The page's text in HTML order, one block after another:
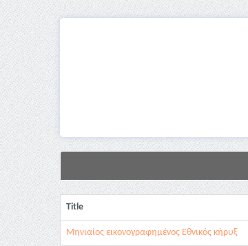
Title
Μηνιαίος εικονογραφημένος Εθνικός κήρυξ